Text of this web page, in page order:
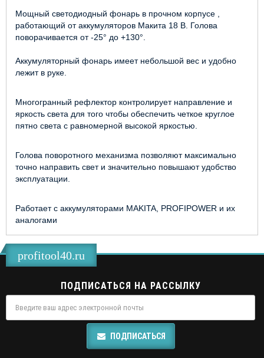
Мощный светодиодный фонарь в прочном корпусе ,
работающий от аккумуляторов Макита 18 В. Голова
поворачивается от -25° до +130°.
Аккумуляторный фонарь имеет небольшой вес и удобно
лежит в руке.
Многогранный рефлектор контролирует направление и
яркость света для того чтобы обеспечить четкое круглое
пятно света с равномерной высокой яркостью.
Голова поворотного механизма позволяют максимально
точно направить свет и значительно повышают удобство
эксплуатации.
Работает с аккумуляторами MAKITA, PROFIPOWER и их
аналогами
profitool40.ru
ПОДПИСАТЬСЯ НА РАССЫЛКУ
ПОДПИСАТЬСЯ